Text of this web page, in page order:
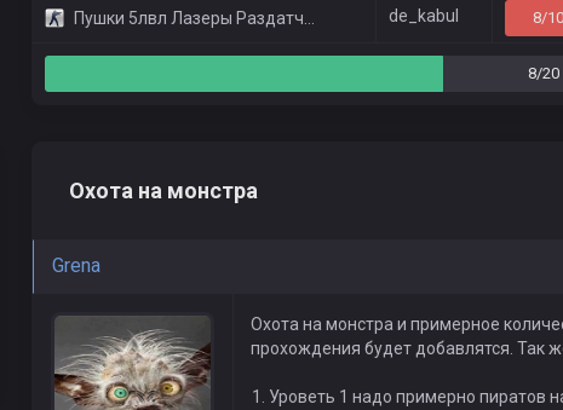
Пушки 5лвл Лазеры Раздатчики Забор de_kabul 8/10
8/20
Охота на монстра
Grena
Охота на монстра и примерное
прохождения будет добавлятся. Так
Уроветь 1 надо примерно пиратов